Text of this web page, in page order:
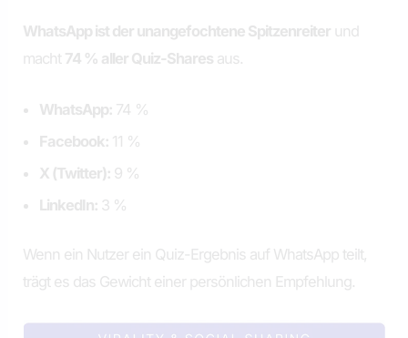
WhatsApp ist der unangefochtene Spitzenreiter und
macht 74 % aller Quiz-Shares aus.
WhatsApp: 74 %
Facebook: 11 %
X (Twitter): 9 %
LinkedIn: 3 %
Wenn ein Nutzer ein Quiz-Ergebnis auf WhatsApp teilt,
trägt es das Gewicht einer persönlichen Empfehlung.